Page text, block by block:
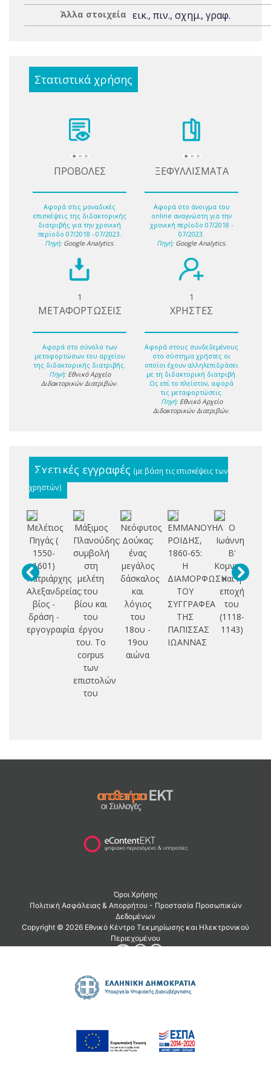
Άλλα στοιχεία εικ., πιν., σχημ., γραφ.
Στατιστικά χρήσης
ΠΡΟΒΟΛΕΣ
Αφορά στις μοναδικές
επισκέψεις της διδακτορικής
διατριβής για την χρονική
περίοδο 07/2018 - 07/2023.
Πηγή: Google Analytics.
ΞΕΦΥΛΛΙΣΜΑΤΑ
Αφορά στο άνοιγμα του
online αναγνώστη για την
χρονική περίοδο 07/2018 -
07/2023.
Πηγή: Google Analytics.
1
ΜΕΤΑΦΟΡΤΩΣΕΙΣ
Αφορά στο σύνολο των
μεταφορτώσων του αρχείου
της διδακτορικής διατριβής.
Πηγή: Εθνικό Αρχείο
Διδακτορικών Διατριβών.
1
ΧΡΗΣΤΕΣ
Αφορά στους συνδεδεμένους
στο σύστημα χρήστες οι
οποίοι έχουν αλληλεπιδράσει
με τη διδακτορική διατριβή.
Ως επί το πλείστον, αφορά
τις μεταφορτώσεις.
Πηγή: Εθνικό Αρχείο
Διδακτορικών Διατριβών.
Σχετικές εγγραφές (με βάση τις επισκέψεις των
χρηστών)
Μελέτιος
Πηγάς (
1550-
1601)
Πατριάρχης
Αλεξανδρείας:
βίος -
δράση -
εργογραφία
Μάξιμος
Πλανούδης:
συμβολή
στη
μελέτη
του
βίου και
του
έργου
του. Το
corpus
των
επιστολών
του
Νεόφυτος
Δούκας:
ένας
μεγάλος
δάσκαλος
και
λόγιος
του
18ου -
19ου
αιώνα
ΕΜΜΑΝΟΥΗΛ
ΡΟΙΔΗΣ,
1860-65:
Η
ΔΙΑΜΟΡΦΩΣΗ
ΤΟΥ
ΣΥΓΓΡΑΦΕΑ
ΤΗΣ
ΠΑΠΙΣΣΑΣ
ΙΩΑΝΝΑΣ
Ο
Ιωάννης
Β'
Κομνηνός
και η
εποχή
του
(1118-
1143)